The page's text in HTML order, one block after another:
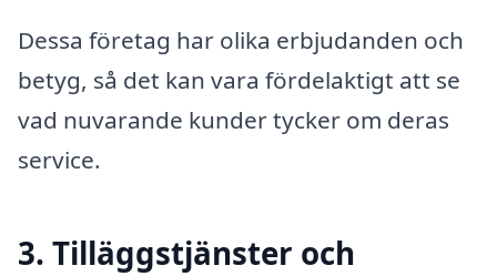
Dessa företag har olika erbjudanden och
betyg, så det kan vara fördelaktigt att se
vad nuvarande kunder tycker om deras
service.
3. Tilläggstjänster och